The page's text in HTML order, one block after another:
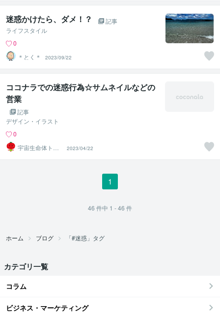
迷惑かけたら、ダメ！？
記事
ライフスタイル
0
＊とく＊
2023/09/22
ココナラでの迷惑行為☆サムネイルなどの
営業
記事
デザイン・イラスト
0
宇宙生命体トマ
トちゃん
2023/04/22
1
46 件中 1 - 46 件
ホーム ブログ 「#迷惑」タグ
カテゴリ一覧
コラム
ビジネス・マーケティング